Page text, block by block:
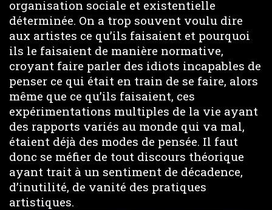
organisation sociale et existentielle
déterminée. On a trop souvent voulu dire
aux artistes ce qu’ils faisaient et pourquoi
ils le faisaient de manière normative,
croyant faire parler des idiots incapables de
penser ce qui était en train de se faire, alors
même que ce qu’ils faisaient, ces
expérimentations multiples de la vie ayant
des rapports variés au monde qui va mal,
étaient déjà des modes de pensée. Il faut
donc se méfier de tout discours théorique
ayant trait à un sentiment de décadence,
d’inutilité, de vanité des pratiques
artistiques.